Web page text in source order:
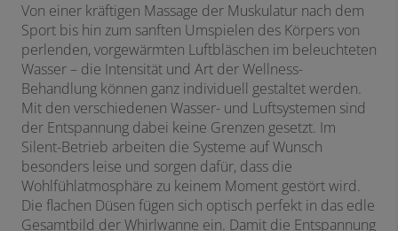
Von einer kräftigen Massage der Muskulatur nach dem
Sport bis hin zum sanften Umspielen des Körpers von
perlenden, vorgewärmten Luftbläschen im beleuchteten
Wasser – die Intensität und Art der Wellness-
Behandlung können ganz individuell gestaltet werden.
Mit den verschiedenen Wasser- und Luftsystemen sind
der Entspannung dabei keine Grenzen gesetzt. Im
Silent-Betrieb arbeiten die Systeme auf Wunsch
besonders leise und sorgen dafür, dass die
Wohlfühlatmosphäre zu keinem Moment gestört wird.
Die flachen Düsen fügen sich optisch perfekt in das edle
Gesamtbild der Whirlwanne ein. Damit die Entspannung